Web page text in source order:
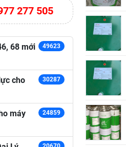
277 505
68 mới
49623
cho
30287
máy
24859